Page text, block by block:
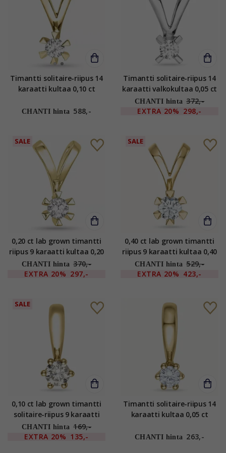
Timantti solitaire-riipus 14
karaatti kultaa 0,10 ct
CHANTI hinta 588,-
Timantti solitaire-riipus 14
karaatti valkokultaa 0,05 ct
CHANTI hinta 372,-
EXTRA 20% 298,-
SALE
0,20 ct lab grown timantti
riipus 9 karaatti kultaa 0,20
ct
CHANTI hinta 370,-
EXTRA 20% 297,-
SALE
0,40 ct lab grown timantti
riipus 9 karaatti kultaa 0,40
ct
CHANTI hinta 529,-
EXTRA 20% 423,-
SALE
0,10 ct lab grown timantti
solitaire-riipus 9 karaatti
kultaa 0,10 ct
CHANTI hinta 169,-
EXTRA 20% 135,-
Timantti solitaire-riipus 14
karaatti kultaa 0,05 ct
CHANTI hinta 263,-